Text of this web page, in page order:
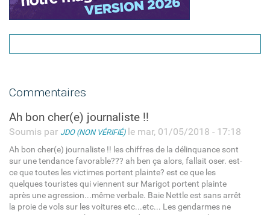
Commentaires
Ah bon cher(e) journaliste !!
Soumis par JDO (NON VÉRIFIÉ)le mar, 01/05/2018 - 17:18
Ah bon cher(e) journaliste !! les chiffres de la délinquance sont
sur une tendance favorable??? ah ben ça alors, fallait oser. est-
ce que toutes les victimes portent plainte? est ce que les
quelques touristes qui viennent sur Marigot portent plainte
après une agression...même verbale. Baie Nettle est sans arrêt
la proie de vols sur les voitures etc...etc... Les gendarmes ne